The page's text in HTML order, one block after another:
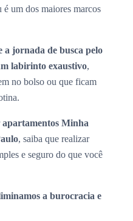
é um dos maiores marcos
a jornada de busca pelo
labirinto exaustivo,
no bolso ou que ficam
apartamentos Minha
, saiba que realizar
e seguro do que você
a burocracia e